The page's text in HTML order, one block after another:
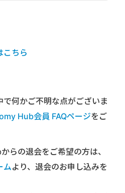
こちら
何かご不明な点がございま
Hub会員 FAQページをご
らの退会をご希望の方は、
ムより、退会のお申し込みを